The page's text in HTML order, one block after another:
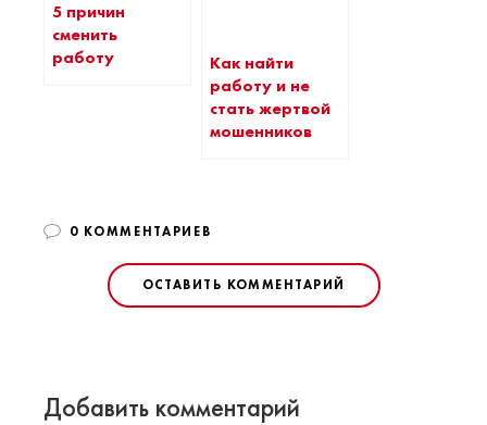
5 причин
сменить
работу
Как найти
работу и не
стать жертвой
мошенников
0 КОММЕНТАРИЕВ
ОСТАВИТЬ КОММЕНТАРИЙ
Добавить комментарий